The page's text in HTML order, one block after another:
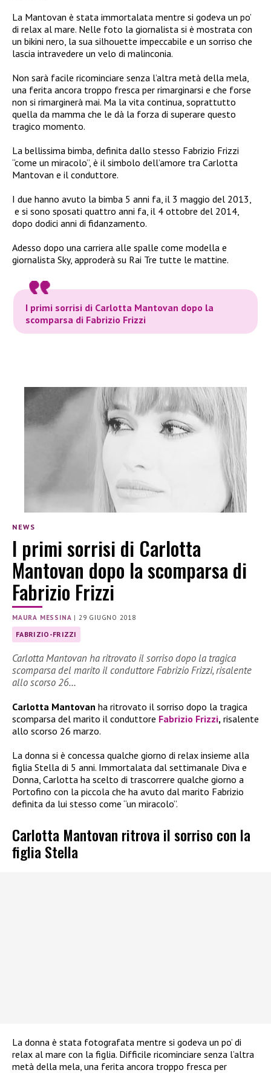
La Mantovan è stata immortalata mentre si godeva un po’
di relax al mare. Nelle foto la giornalista si è mostrata con
un bikini nero, la sua silhouette impeccabile e un sorriso che
lascia intravedere un velo di malinconia.
Non sarà facile ricominciare senza l’altra metà della mela,
una ferita ancora troppo fresca per rimarginarsi e che forse
non si rimarginerà mai. Ma la vita continua, soprattutto
quella da mamma che le dà la forza di superare questo
tragico momento.
La bellissima bimba, definita dallo stesso Fabrizio Frizzi
“come un miracolo”, è il simbolo dell’amore tra Carlotta
Mantovan e il conduttore.
I due hanno avuto la bimba 5 anni fa, il 3 maggio del 2013,
e si sono sposati quattro anni fa, il 4 ottobre del 2014,
dopo dodici anni di fidanzamento.
Adesso dopo una carriera alle spalle come modella e
giornalista Sky, approderà su Rai Tre tutte le mattine.
I primi sorrisi di Carlotta Mantovan dopo la
scomparsa di Fabrizio Frizzi
NEWS
I primi sorrisi di Carlotta
Mantovan dopo la scomparsa di
Fabrizio Frizzi
MAURA MESSINA | 29 GIUGNO 2018
FABRIZIO-FRIZZI
Carlotta Mantovan ha ritrovato il sorriso dopo la tragica
scomparsa del marito il conduttore Fabrizio Frizzi, risalente
allo scorso 26…
Carlotta Mantovan ha ritrovato il sorriso dopo la tragica
scomparsa del marito il conduttore Fabrizio Frizzi, risalente
allo scorso 26 marzo.
La donna si è concessa qualche giorno di relax insieme alla
figlia Stella di 5 anni. Immortalata dal settimanale Diva e
Donna, Carlotta ha scelto di trascorrere qualche giorno a
Portofino con la piccola che ha avuto dal marito Fabrizio
definita da lui stesso come “un miracolo”.
Carlotta Mantovan ritrova il sorriso con la
figlia Stella
La donna è stata fotografata mentre si godeva un po’ di
relax al mare con la figlia. Difficile ricominciare senza l’altra
metà della mela, una ferita ancora troppo fresca per